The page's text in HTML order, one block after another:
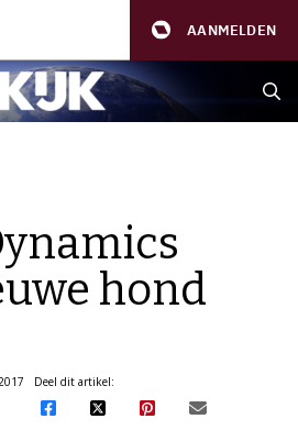
AANMELDEN
hond
Deel dit artikel: